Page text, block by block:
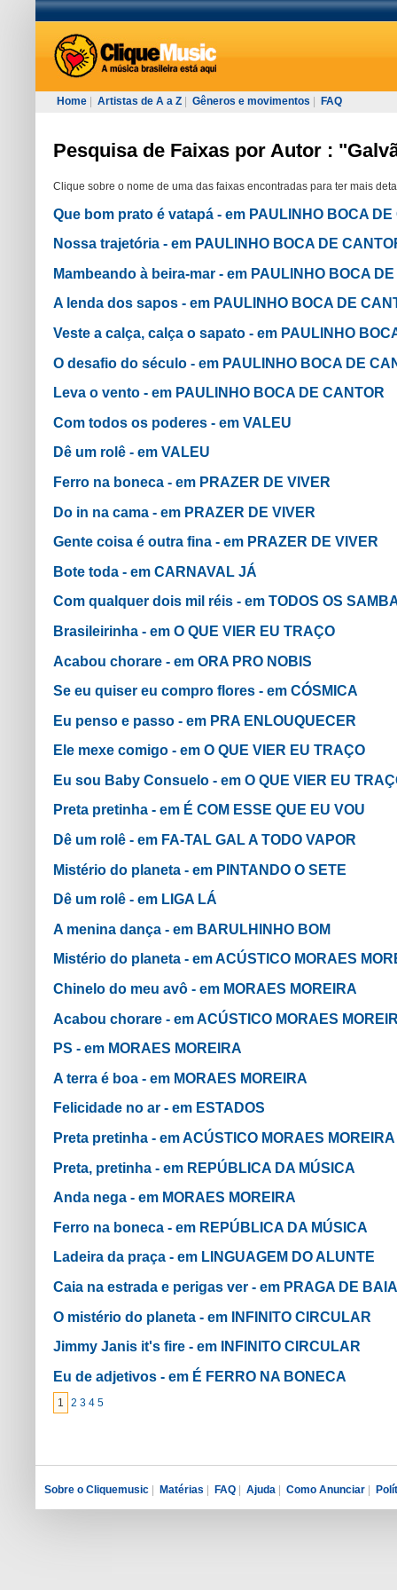
Home Artistas de A a Z Gêneros e movimentos FAQ
Pesquisa de Faixas por Autor :
Clique sobre o nome de uma das faixas encontradas para ter mais
Que bom prato é vatapá - em PAULINHO BOCA DE
Nossa trajetória - em PAULINHO BOCA DE
Mambeando à beira-mar - em PAULINHO BOCA
A lenda dos sapos - em PAULINHO BOCA DE
Veste a calça, calça o sapato - em PAULINHO
O desafio do século - em PAULINHO BOCA DE
Leva o vento - em PAULINHO BOCA DE CANTOR
Com todos os poderes - em VALEU
Dê um rolê - em VALEU
Ferro na boneca - em PRAZER DE VIVER
Do in na cama - em PRAZER DE VIVER
Gente coisa é outra fina - em PRAZER DE VIVER
Bote toda - em CARNAVAL JÁ
Com qualquer dois mil réis - em TODOS OS
Brasileirinha - em O QUE VIER EU TRAÇO
Acabou chorare - em ORA PRO NOBIS
Se eu quiser eu compro flores - em CÓSMICA
Eu penso e passo - em PRA ENLOUQUECER
Ele mexe comigo - em O QUE VIER EU TRAÇO
Eu sou Baby Consuelo - em O QUE VIER EU
Preta pretinha - em É COM ESSE QUE EU VOU
Dê um rolê - em FA-TAL GAL A TODO VAPOR
Mistério do planeta - em PINTANDO O SETE
Dê um rolê - em LIGA LÁ
A menina dança - em BARULHINHO BOM
Mistério do planeta - em ACÚSTICO MORAES
Chinelo do meu avô - em MORAES MOREIRA
Acabou chorare - em ACÚSTICO MORAES
PS - em MORAES MOREIRA
A terra é boa - em MORAES MOREIRA
Felicidade no ar - em ESTADOS
Preta pretinha - em ACÚSTICO MORAES MOREIRA
Preta, pretinha - em REPÚBLICA DA MÚSICA
Anda nega - em MORAES MOREIRA
Ferro na boneca - em REPÚBLICA DA MÚSICA
Ladeira da praça - em LINGUAGEM DO ALUNTE
Caia na estrada e perigas ver - em PRAGA DE
O mistério do planeta - em INFINITO CIRCULAR
Jimmy Janis it's fire - em INFINITO CIRCULAR
Eu de adjetivos - em É FERRO NA BONECA
1 2 3 4 5
Sobre o Cliquemusic | Matérias | FAQ | Ajuda | Como Anunciar |